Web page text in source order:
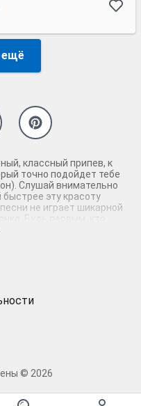
ещё
классный припев, к
точно подойдет тебе
Слушай внимательно
быстрее эту красоту
не играет шикарной
Будь первым, кто
и оценит по
мелодию на айфон
звонка. Соловей -
которые зацепят
© 2026